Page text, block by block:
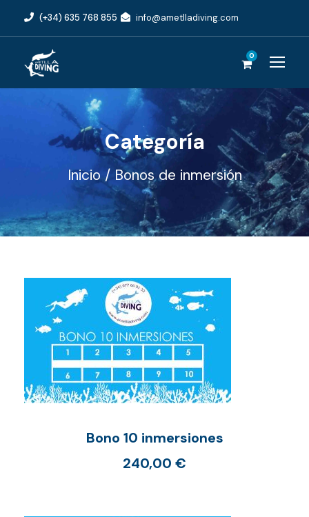
(+34) 635 768 855 info@ametlladiving.com
0
Categoría
Inicio/ Bonos de inmersión
Bono 10 inmersiones
240,00 €